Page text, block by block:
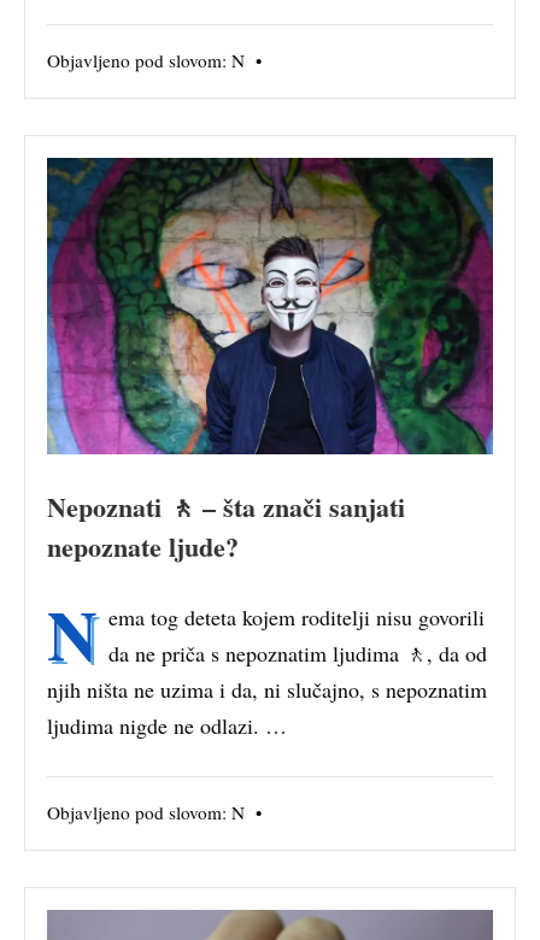
Objavljeno pod slovom: N •
Nepoznati 🚶 – šta znači sanjati
nepoznate ljude?
N ema tog deteta kojem roditelji nisu govorili
da ne priča s nepoznatim ljudima 🚶, da od
njih ništa ne uzima i da, ni slučajno, s nepoznatim
ljudima nigde ne odlazi. …
Objavljeno pod slovom: N •